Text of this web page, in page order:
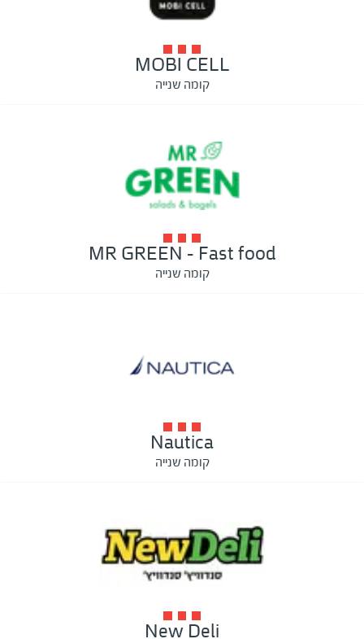
MOBI CELL
קומה שנייה
MR GREEN - Fast food
קומה שנייה
Nautica
קומה שנייה
New Deli